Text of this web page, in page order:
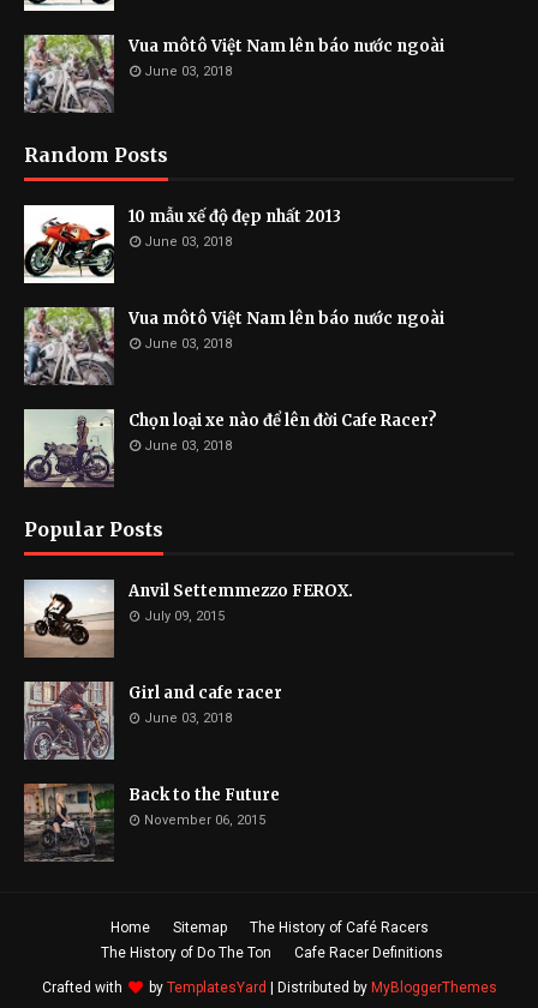
Vua môtô Việt Nam lên báo nước ngoài
June 03, 2018
Random Posts
10 mẫu xế độ đẹp nhất 2013
June 03, 2018
Vua môtô Việt Nam lên báo nước ngoài
June 03, 2018
Chọn loại xe nào để lên đời Cafe Racer?
June 03, 2018
Popular Posts
Anvil Settemmezzo FEROX.
July 09, 2015
Girl and cafe racer
June 03, 2018
Back to the Future
November 06, 2015
Home Sitemap
The History of Café Racers
The History of Do The Ton
Cafe Racer Definitions
Crafted with by TemplatesYard | Distributed by MyBloggerThemes